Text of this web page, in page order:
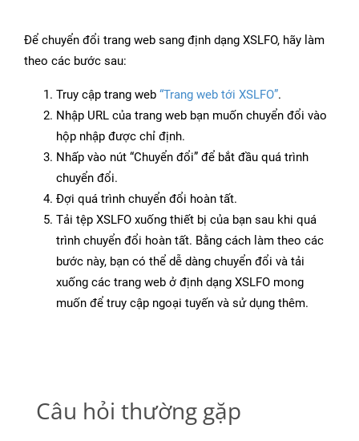
Để chuyển đổi trang web sang định dạng XSLFO, hãy làm
theo các bước sau:
Truy cập trang web “Trang web tới XSLFO”.
Nhập URL của trang web bạn muốn chuyển đổi vào
hộp nhập được chỉ định.
Nhấp vào nút “Chuyển đổi” để bắt đầu quá trình
chuyển đổi.
Đợi quá trình chuyển đổi hoàn tất.
Tải tệp XSLFO xuống thiết bị của bạn sau khi quá
trình chuyển đổi hoàn tất. Bằng cách làm theo các
bước này, bạn có thể dễ dàng chuyển đổi và tải
xuống các trang web ở định dạng XSLFO mong
muốn để truy cập ngoại tuyến và sử dụng thêm.
Câu hỏi thường gặp